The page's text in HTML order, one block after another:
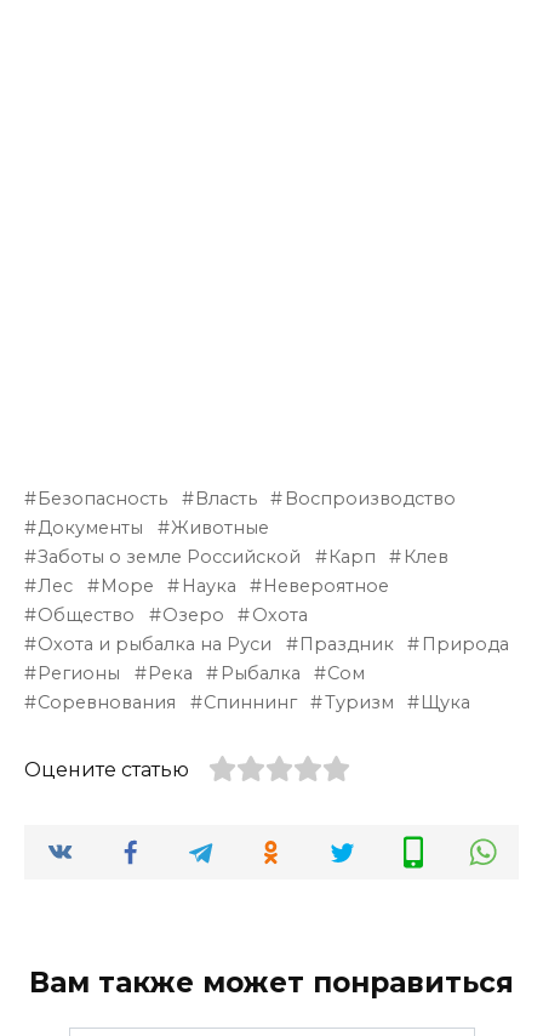
Безопасность Власть
Воспроизводство
Документы
Животные
Заботы о земле Российской
Карп
Клев
Лес
Море Наука
Невероятное
Общество
Озеро
Охота
Охота и рыбалка на Руси
Праздник
Природа
Регионы
Река Рыбалка
Сом
Соревнования
Спиннинг Туризм Щука
Оцените статью
Вам также может понравиться